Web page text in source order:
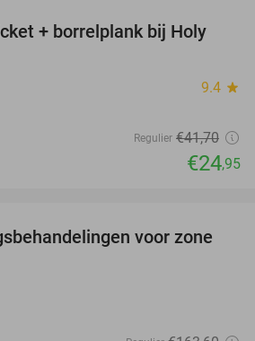
40%
+ borrelplank bij Holy
9.4 star
Regulier €41,70
€24,95
71%
voor zone